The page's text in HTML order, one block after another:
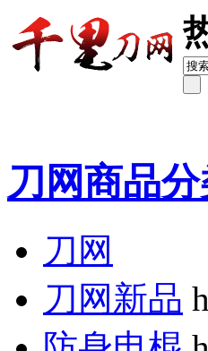
刀网商品
刀网
刀网新品